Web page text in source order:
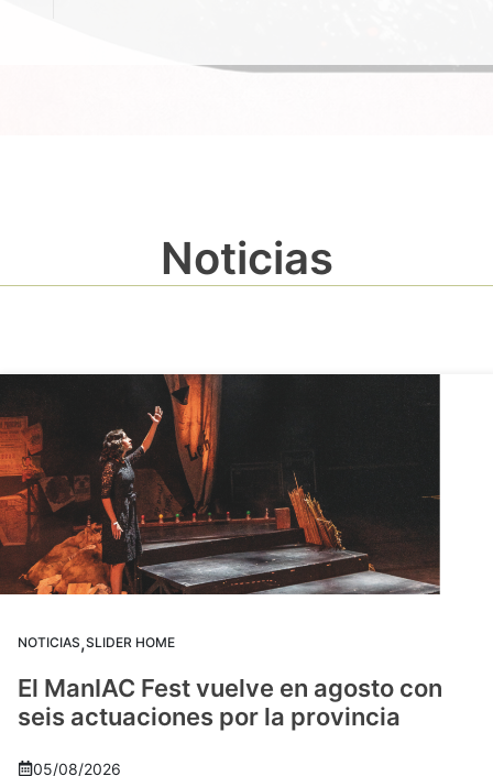
Noticias
NOTICIAS,SLIDER HOME
El ManIAC Fest vuelve en agosto con
seis actuaciones por la provincia
05/08/2026